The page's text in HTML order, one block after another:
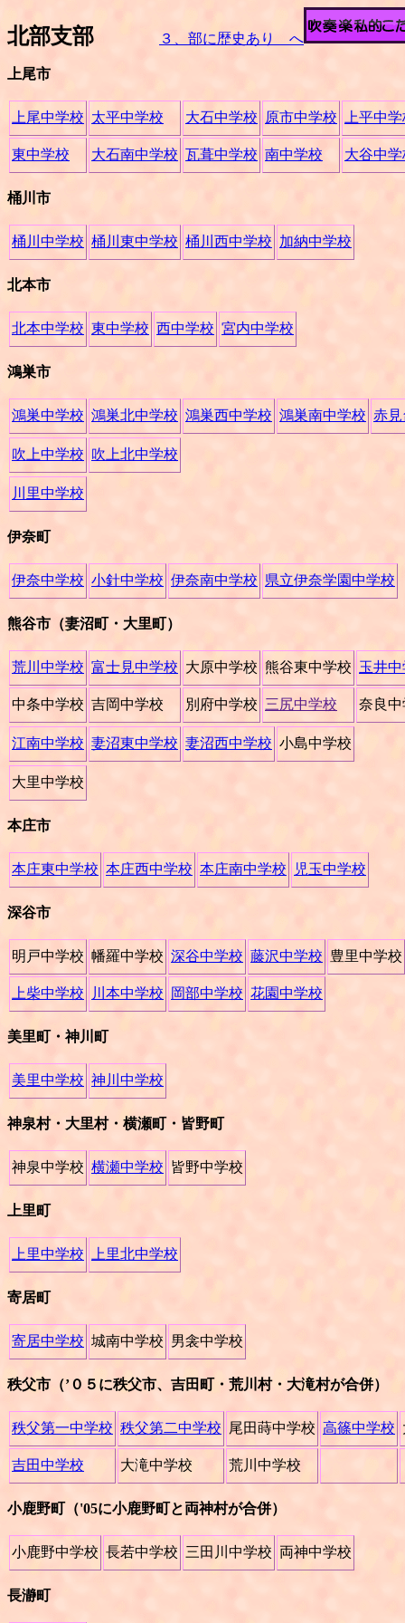
北部支部 ３、部に歴史あり へ
上尾市
上尾中学校 太平中学校 大石中学校 原市中学校 上平中
東中学校 大石南中学校 瓦葺中学校 南中学校 大谷中学
桶川市
桶川中学校 桶川東中学校 桶川西中学校 加納中学校
北本市
北本中学校 東中学校 西中学校 宮内中学校
鴻巣市
鴻巣中学校 鴻巣北中学校 鴻巣西中学校 鴻巣南中学校 赤
吹上中学校 吹上北中学校
川里中学校
伊奈町
伊奈中学校 小針中学校 伊奈南中学校 県立伊奈学園中学校
熊谷市（妻沼町・大里町）
荒川中学校 富士見中学校 大原中学校 熊谷東中学校 玉井
中条中学校 吉岡中学校 別府中学校 三尻中学校 奈良
江南中学校 妻沼東中学校 妻沼西中学校 小島中学校
大里中学校
本庄市
本庄東中学校 本庄西中学校 本庄南中学校 児玉中学校
深谷市
明戸中学校 幡羅中学校 深谷中学校 藤沢中学校 豊里中学校
上柴中学校 川本中学校 岡部中学校 花園中学校
美里町・神川町
美里中学校 神川中学校
神泉村・大里村・横瀬町・皆野町
神泉中学校 横瀬中学校 皆野中学校
上里町
上里中学校 上里北中学校
寄居町
寄居中学校 城南中学校 男衾中学校
秩父市（’０５に秩父市、吉田町・荒川村・大滝村が合併）
秩父第一中学校 秩父第二中学校 尾田蒔中学校 高篠中学校
吉田中学校 大滝中学校 荒川中学校
小鹿野町（'05に小鹿野町と両神村が合併）
小鹿野中学校 長若中学校 三田川中学校 両神中学校
長瀞町